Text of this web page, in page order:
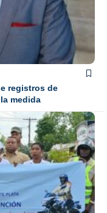
registros de
medida